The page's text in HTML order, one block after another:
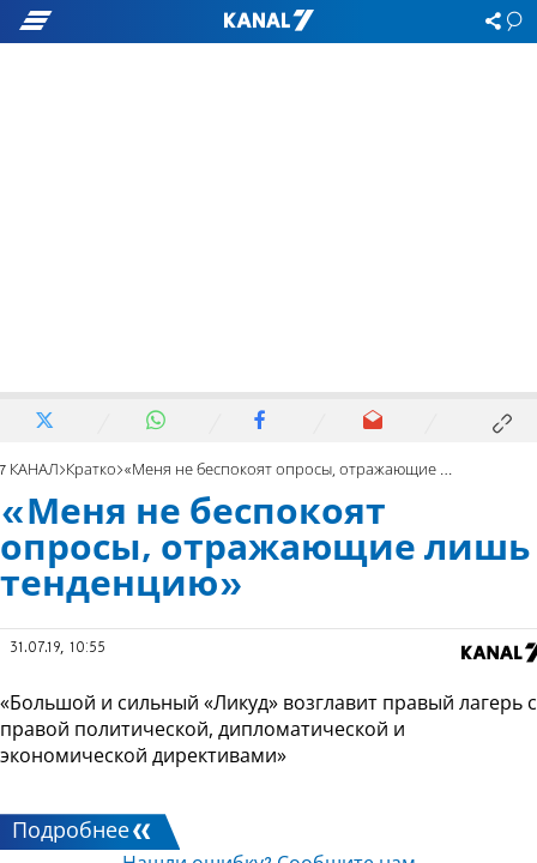
7 КАНАЛ Кратко «Меня не беспокоят опросы, отражающие лишь тенденцию»
«Меня не беспокоят
опросы, отражающие лишь
тенденцию»
31.07.19, 10:55
«Большой и сильный «Ликуд» возглавит правый лагерь с
правой политической, дипломатической и
экономической директивами»
Подробнее